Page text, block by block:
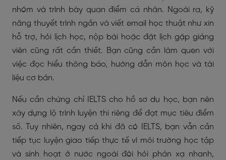
nhóm và trình bày quan điểm cá nhân. Ngoài ra, kỹ
năng thuyết trình ngắn và viết email học thuật như xin
hỗ trợ, hỏi lịch học, nộp bài hoặc đặt lịch gặp giảng
viên cũng rất cần thiết. Bạn cũng cần làm quen với
việc đọc hiểu thông báo, hướng dẫn môn học và tài
liệu cơ bản.
Nếu cần chứng chỉ IELTS cho hồ sơ du học, bạn nên
xây dựng lộ trình luyện thi riêng để đạt mục tiêu điểm
số. Tuy nhiên, ngay cả khi đã có IELTS, bạn vẫn cần
tiếp tục luyện giao tiếp thực tế vì môi trường học tập
và sinh hoạt ở nước ngoài đòi hỏi phản xạ nhanh,